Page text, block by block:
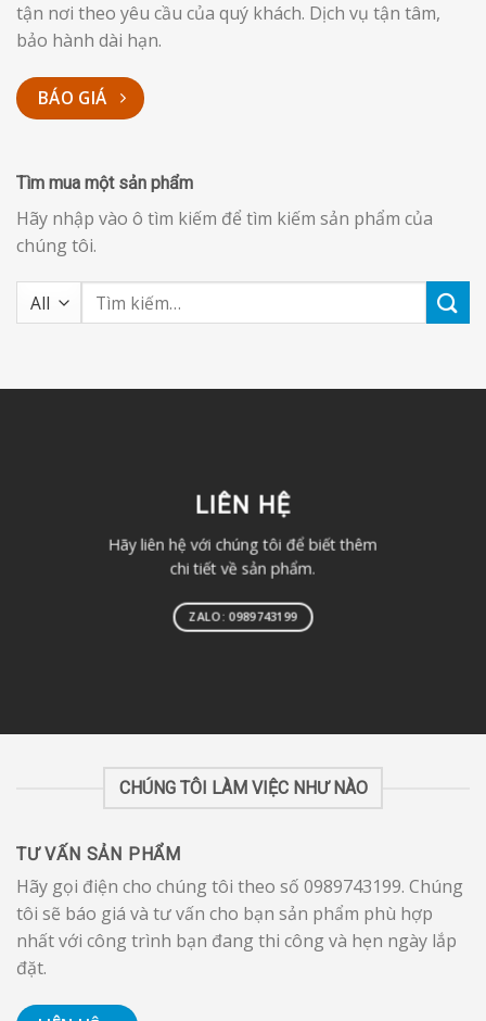
tận nơi theo yêu cầu của quý khách. Dịch vụ tận tâm,
bảo hành dài hạn.
BÁO GIÁ
Tìm mua một sản phẩm
Hãy nhập vào ô tìm kiếm để tìm kiếm sản phẩm của
chúng tôi.
Tìm
kiếm:
LIÊN HỆ
Hãy liên hệ với chúng tôi để biết thêm
chi tiết về sản phẩm.
ZALO: 0989743199
CHÚNG TÔI LÀM VIỆC NHƯ NÀO
TƯ VẤN SẢN PHẨM
Hãy gọi điện cho chúng tôi theo số 0989743199. Chúng
tôi sẽ báo giá và tư vấn cho bạn sản phẩm phù hợp
nhất với công trình bạn đang thi công và hẹn ngày lắp
đặt.